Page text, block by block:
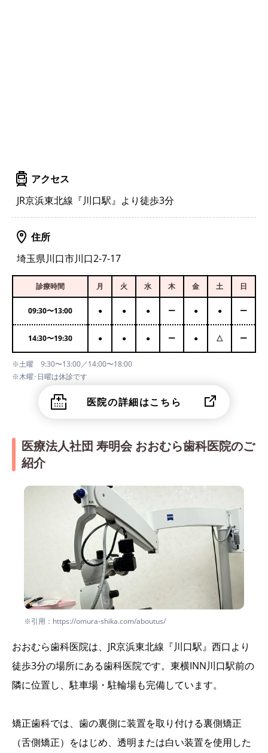
アクセス
JR京浜東北線『川口駅』より徒歩3分
住所
埼玉県川口市川口2-7-17
診療時間 月 火 水 木 金 土 日
09:30〜13:00 ● ● ● ー ● ● ー
14:30〜19:30 ● ● ● ー ● △ ー
※土曜 9:30〜13:00／14:00〜18:00
※木曜･日曜は休診です
医院の詳細はこちら
医療法人社団 寿明会 おおむら歯科医院のご
紹介
※引用：https://omura-shika.com/aboutus/
おおむら歯科医院は、JR京浜東北線『川口駅』西口より
徒歩3分の場所にある歯科医院です。東横INN川口駅前の
隣に位置し、駐車場・駐輪場も完備しています。
矯正歯科では、歯の裏側に装置を取り付ける裏側矯正
（舌側矯正）をはじめ、透明または白い装置を使用した